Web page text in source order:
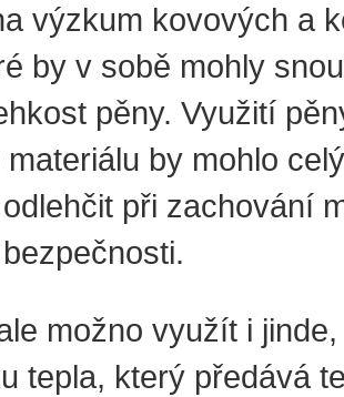
výzkum kovových a
by v sobě mohly
pěny. Využití
by mohlo
při zachování
možno využít i
tepla, který předává